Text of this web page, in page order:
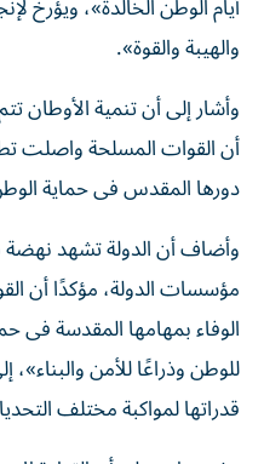
والهيبة والقوة».
وأشار إلى أن تنمية الأوطان
أن القوات المسلحة واصلت
دورها المقدس فى حماية
وأضاف أن الدولة تشهد نهضة
مؤسسات الدولة، مؤكدًا أن
الوفاء بمهامها المقدسة فى
للوطن وذراعًا للأمن
قدراتها لمواكبة مختلف